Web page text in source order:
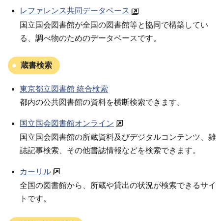
レファレンス共同データベース
国立国会図書館が全国の図書館等と協同で構築してい
る、調べ物のためのデータベースです。
蔵書検索
東京都立図書館 統合検索
都内の公共図書館の資料を横断検索できます。
国立国会図書館オンライン
国立国会図書館の所蔵資料及びデジタルコンテンツ、雑
誌記事検索、その他書誌情報などを検索できます。
カーリル
全国の図書館から、所蔵や貸出の状況が検索できるサイ
トです。